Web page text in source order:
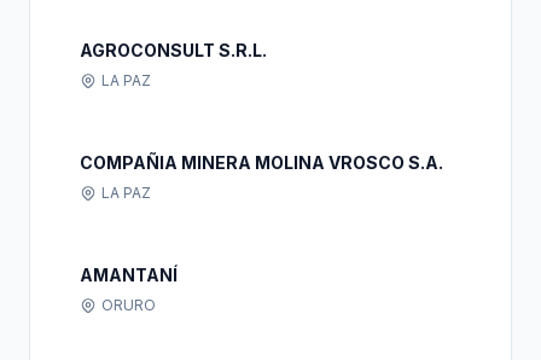
AGROCONSULT S.R.L.
LA PAZ
COMPAÑIA MINERA MOLINA VROSCO S.A.
LA PAZ
AMANTANÍ
ORURO